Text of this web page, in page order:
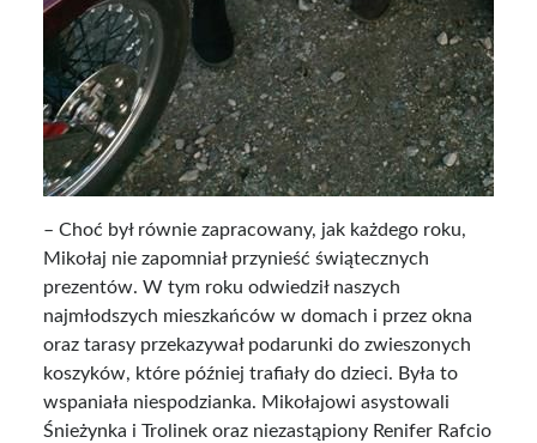
– Choć był równie zapracowany, jak każdego roku,
Mikołaj nie zapomniał przynieść świątecznych
prezentów. W tym roku odwiedził naszych
najmłodszych mieszkańców w domach i przez okna
oraz tarasy przekazywał podarunki do zwieszonych
koszyków, które później trafiały do dzieci. Była to
wspaniała niespodzianka. Mikołajowi asystowali
Śnieżynka i Trolinek oraz niezastąpiony Renifer Rafcio